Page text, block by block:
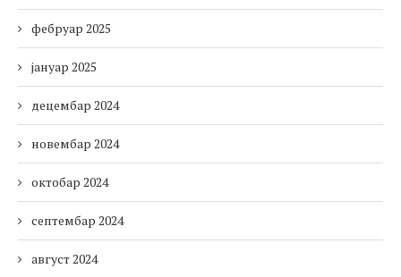
фебруар 2025
јануар 2025
децембар 2024
новембар 2024
октобар 2024
септембар 2024
август 2024